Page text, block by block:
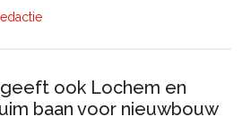
geeft ook Lochem en
baan voor nieuwbouw